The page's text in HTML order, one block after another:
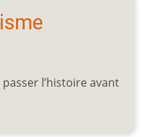
l’histoire avant